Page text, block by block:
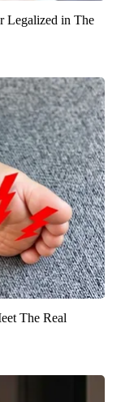
Legalized in The
The Real